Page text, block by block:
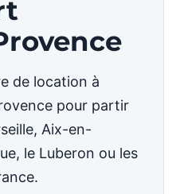
de location à
pour partir
Aix-en-
le Luberon ou les